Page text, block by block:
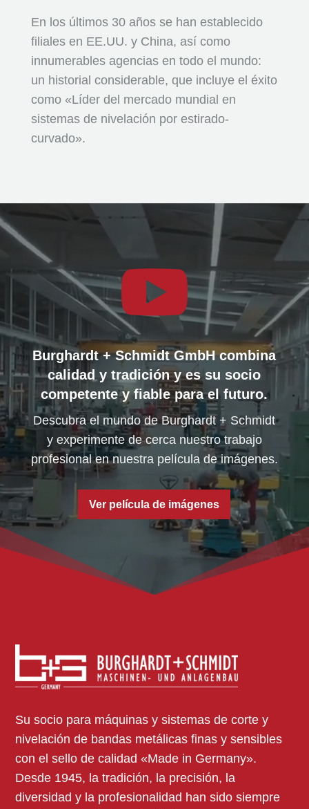
En los últimos 30 años se han establecido
filiales en EE.UU. y China, así como
innumerables agencias en todo el mundo:
un historial considerable, que incluye el éxito
como «Líder del mercado mundial en
sistemas de nivelación por estirado-
curvado».
Reproductor
de
vídeo

Burghardt + Schmidt GmbH combina
calidad y tradición y es su socio
competente y fiable para el futuro.
Descubra el mundo de Burghardt + Schmidt
y experimente de cerca nuestro trabajo
profesional en nuestra película de imágenes.
Ver película de imágenes
Su socio para máquinas y sistemas de corte y
nivelación de bandas metálicas finas y sensibles
con el sello de calidad «Made in Germany».
Desde 1945, la tradición, la precisión, la
diversidad y la profesionalidad han sido siempre